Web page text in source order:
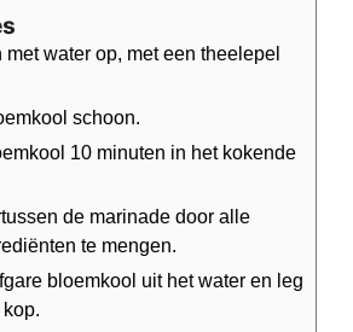
met water op, met een theelepel
schoon.
10 minuten in het kokende
de marinade door alle
te mengen.
bloemkool uit het water en leg